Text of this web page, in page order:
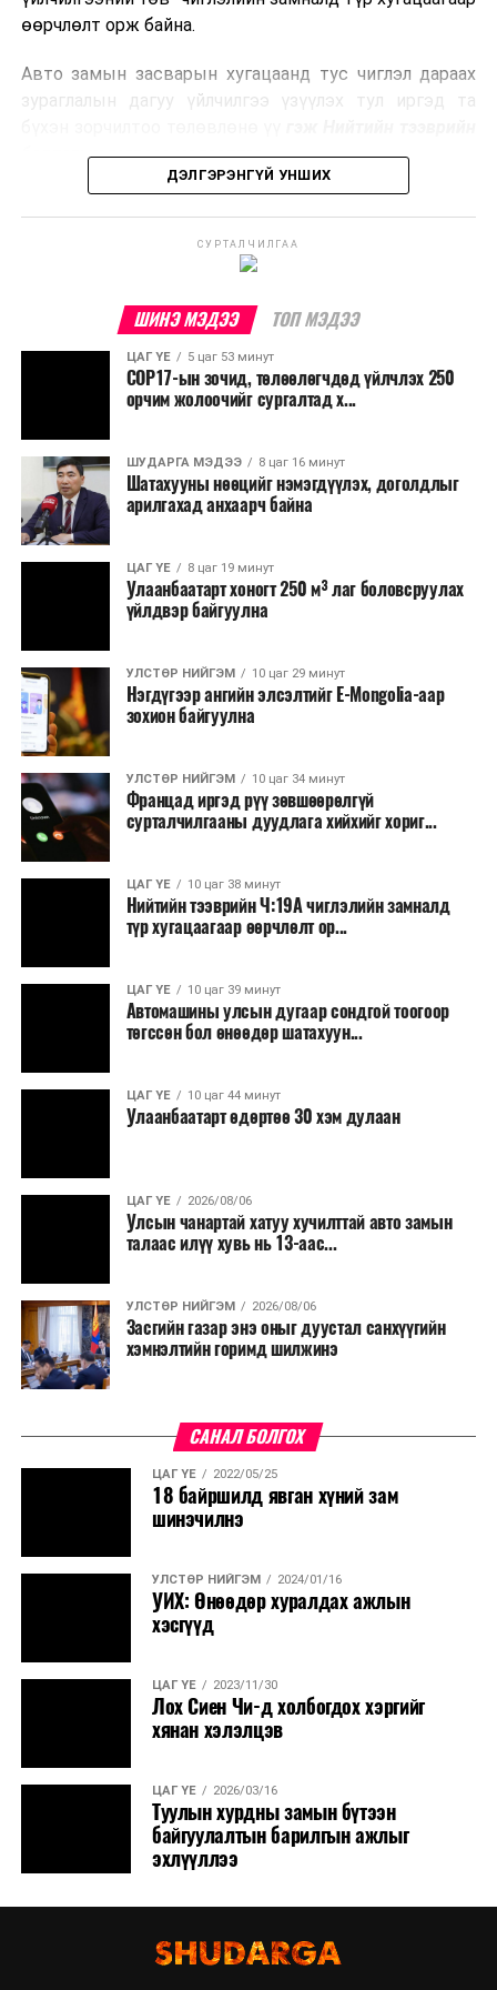
боловсруулах үйлдвэрүүдээр дулаан, цахилгаан
Ийнхүү лаг хатаах, шатаах технологийг лагийн
улсад өргөн ашиглаж байна.
өөрчлөлт орж байна.
Авто замын засварын хугацаанд тус чиглэл дараах
зураглалын дагуу үйлчилгээ үзүүлэх тул иргэд та
бодлогын газраас мэдээллээ.
ДЭЛГЭРЭНГҮЙ УНШИХ
СУРТАЛЧИЛГАА
ШИНЭ МЭДЭЭ ТОП МЭДЭЭ
ЦАГ ҮЕ 5 цаг 53 минут
COP17-ын зочид, төлөөлөгчдөд үйлчлэх 250
орчим жолоочийг сургалтад х...
ШУДАРГА МЭДЭЭ 8 цаг 16 минут
Шатахууны нөөцийг нэмэгдүүлэх, доголдлыг
арилгахад анхаарч байна
ЦАГ ҮЕ 8 цаг 19 минут
Улаанбаатарт хоногт 250 м³ лаг боловсруулах
үйлдвэр байгуулна
УЛСТӨР НИЙГЭМ 10 цаг 29 минут
Нэгдүгээр ангийн элсэлтийг E-Mongolia-аар
зохион байгуулна
УЛСТӨР НИЙГЭМ 10 цаг 34 минут
Францад иргэд рүү зөвшөөрөлгүй
сурталчилгааны дуудлага хийхийг хориг...
ЦАГ ҮЕ 10 цаг 38 минут
Нийтийн тээврийн Ч:19А чиглэлийн замналд
түр хугацаагаар өөрчлөлт ор...
ЦАГ ҮЕ 10 цаг 39 минут
Автомашины улсын дугаар сондгой тоогоор
төгссөн бол өнөөдөр шатахуун...
ЦАГ ҮЕ 10 цаг 44 минут
Улаанбаатарт өдөртөө 30 хэм дулаан
ЦАГ ҮЕ 2026/08/06
Улсын чанартай хатуу хучилттай авто замын
талаас илүү хувь нь 13-аас...
УЛСТӨР НИЙГЭМ 2026/08/06
Засгийн газар энэ оныг дуустал санхүүгийн
хэмнэлтийн горимд шилжинэ
САНАЛ БОЛГОХ
ЦАГ ҮЕ 2022/05/25
18 байршилд явган хүний зам
шинэчилнэ
УЛСТӨР НИЙГЭМ 2024/01/16
УИХ: Өнөөдөр хуралдах ажлын
хэсгүүд
ЦАГ ҮЕ 2023/11/30
Лох Сиен Чи-д холбогдох хэргийг
хянан хэлэлцэв
ЦАГ ҮЕ 2026/03/16
Туулын хурдны замын бүтээн
байгуулалтын барилгын ажлыг
эхлүүллээ